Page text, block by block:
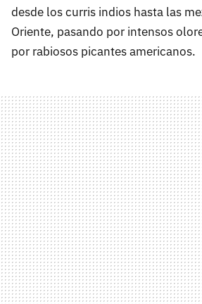
desde los curris indios hasta las
Oriente, pasando por intensos
por rabiosos picantes americanos.